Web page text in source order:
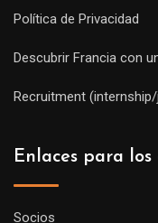
Política de Privacidad
Descubrir Francia con
Recruitment
Enlaces para los
Socios